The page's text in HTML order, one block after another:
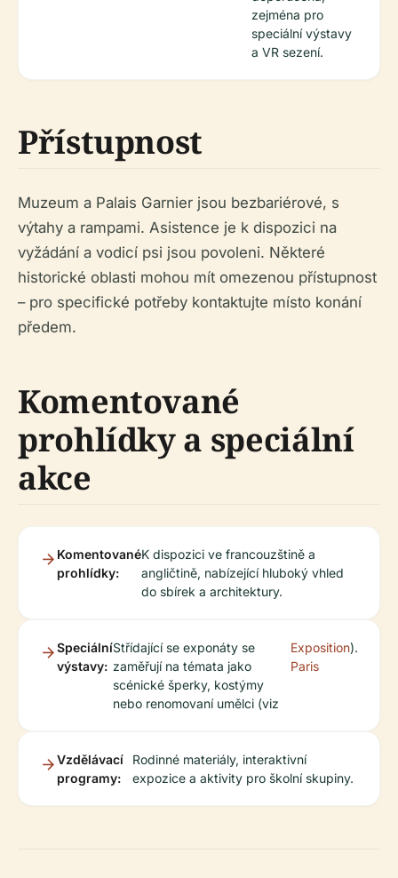
zejména pro
speciální výstavy
a VR sezení.
Přístupnost
Muzeum a Palais Garnier jsou bezbariérové, s
výtahy a rampami. Asistence je k dispozici na
vyžádání a vodicí psi jsou povoleni. Některé
historické oblasti mohou mít omezenou přístupnost
– pro specifické potřeby kontaktujte místo konání
předem.
Komentované
prohlídky a speciální
akce
Komentované
prohlídky:
K dispozici ve francouzštině a
angličtině, nabízející hluboký vhled
do sbírek a architektury.
Speciální
výstavy:
Střídající se exponáty se
zaměřují na témata jako
scénické šperky, kostýmy
nebo renomovaní umělci (viz
Exposition
Paris
).
Vzdělávací
programy:
Rodinné materiály, interaktivní
expozice a aktivity pro školní skupiny.